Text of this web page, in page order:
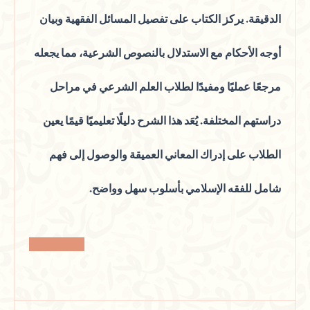
الدقيقة. يركز الكتاب على تفصيل المسائل الفقهية وبيان
أوجه الأحكام مع الاستدلال بالنصوص الشرعية، مما يجعله
مرجعًا عمليًا ومفيدًا لطلاب العلم الشرعي في مراحل
دراستهم المختلفة. يُعَد هذا الشرح دليلًا تعليميًا قيمًا يعين
الطلاب على إدراك المعاني العميقة والوصول إلى فهم
شامل للفقه الإسلامي بأسلوب سهل وواضح.